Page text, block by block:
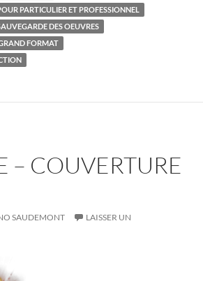
PARTICULIER ET PROFESSIONNEL
DES OEUVRES
FORMAT
– COUVERTURE
SAUDEMONT
LAISSER UN